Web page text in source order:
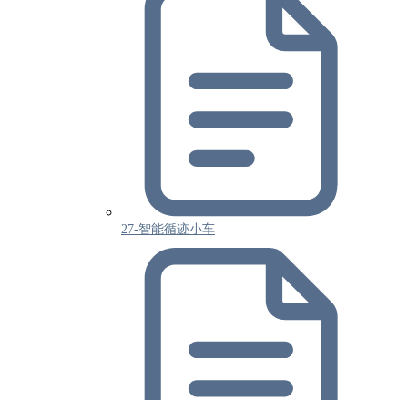
27-智能循迹小车